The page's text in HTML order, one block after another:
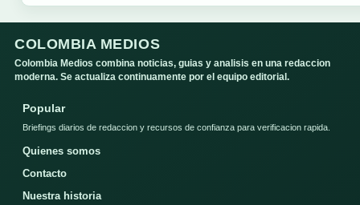
COLOMBIA MEDIOS
Colombia Medios combina noticias, guias y analisis en una redaccion
moderna. Se actualiza continuamente por el equipo editorial.
Popular
Briefings diarios de redaccion y recursos de confianza para verificacion rapida.
Quienes somos
Contacto
Nuestra historia